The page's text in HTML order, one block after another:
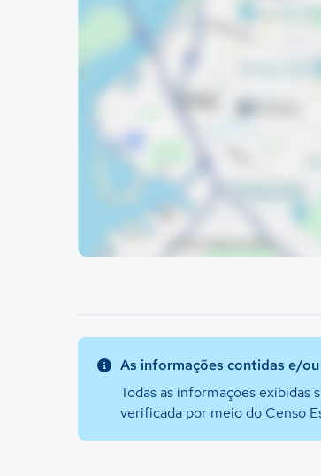
As informações contidas e/
Todas as informações
verificada por meio do Censo